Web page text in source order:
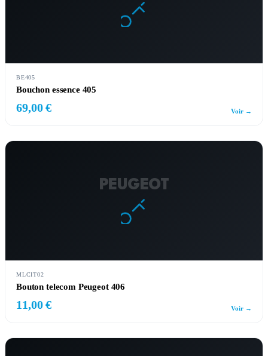
BE405
Bouchon essence 405
69,00 € Voir →
PEUGEOT
MLCIT02
Bouton telecom Peugeot 406
11,00 € Voir →